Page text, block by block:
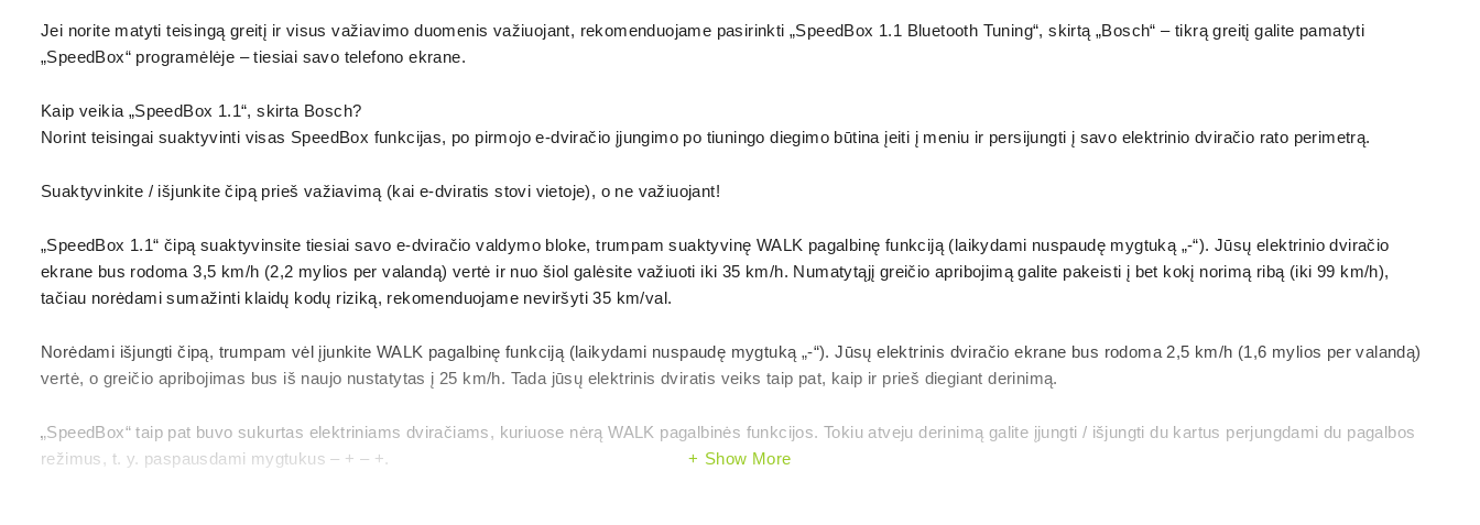
Jei norite matyti teisingą greitį ir visus važiavimo duomenis važiuojant, rekomenduojame pasirinkti „SpeedBox 1.1 Bluetooth Tuning“, skirtą „Bosch“ – tikrą greitį galite pamatyti
„SpeedBox“ programėlėje – tiesiai savo telefono ekrane.
Kaip veikia „SpeedBox 1.1“, skirta Bosch?
Norint teisingai suaktyvinti visas SpeedBox funkcijas, po pirmojo e-dviračio įjungimo po tiuningo diegimo būtina įeiti į meniu ir persijungti į savo elektrinio dviračio rato perimetrą.
Suaktyvinkite / išjunkite čipą prieš važiavimą (kai e-dviratis stovi vietoje), o ne važiuojant!
„SpeedBox 1.1“ čipą suaktyvinsite tiesiai savo e-dviračio valdymo bloke, trumpam suaktyvinę WALK pagalbinę funkciją (laikydami nuspaudę mygtuką „-“). Jūsų elektrinio dviračio
ekrane bus rodoma 3,5 km/h (2,2 mylios per valandą) vertė ir nuo šiol galėsite važiuoti iki 35 km/h. Numatytąjį greičio apribojimą galite pakeisti į bet kokį norimą ribą (iki 99 km/h),
tačiau norėdami sumažinti klaidų kodų riziką, rekomenduojame neviršyti 35 km/val.
Norėdami išjungti čipą, trumpam vėl įjunkite WALK pagalbinę funkciją (laikydami nuspaudę mygtuką „-“). Jūsų elektrinis dviračio ekrane bus rodoma 2,5 km/h (1,6 mylios per valandą)
vertė, o greičio apribojimas bus iš naujo nustatytas į 25 km/h. Tada jūsų elektrinis dviratis veiks taip pat, kaip ir prieš diegiant derinimą.
„SpeedBox“ taip pat buvo sukurtas elektriniams dviračiams, kuriuose nėrą WALK pagalbinės funkcijos. Tokiu atveju derinimą galite įjungti / išjungti du kartus perjungdami du pagalbos
režimus, t. y. paspausdami mygtukus – + – +.
Show More